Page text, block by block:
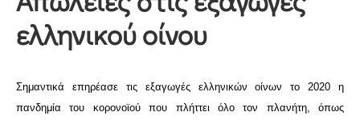
&
Δράσεις
Επικοινωνία
ελληνικού οίνου
Σημαντικά επηρέασε τις εξαγωγές ελληνικών οίνων το 2020 η
πανδημία του κορονοϊού που πλήττει όλο τον πλανήτη, όπως